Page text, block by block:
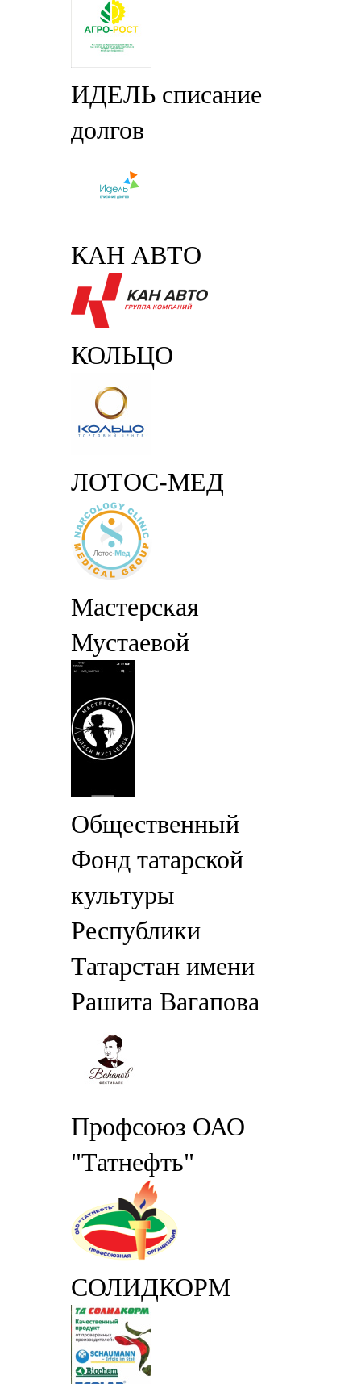
ИДЕЛЬ списание
долгов
КАН АВТО
КОЛЬЦО
ЛОТОС-МЕД
Мастерская
Мустаевой
Общественный
Фонд татарской
культуры
Республики
Татарстан имени
Рашита Вагапова
Профсоюз ОАО
"Татнефть"
СОЛИДКОРМ